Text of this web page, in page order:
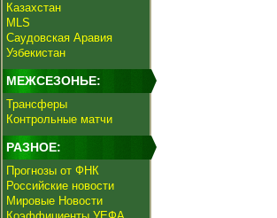
Казахстан
MLS
Саудовская Аравия
Узбекистан
МЕЖСЕЗОНЬЕ:
Трансферы
Контрольные матчи
РАЗНОЕ:
Прогнозы от ФНК
Российские новости
Мировые Новости